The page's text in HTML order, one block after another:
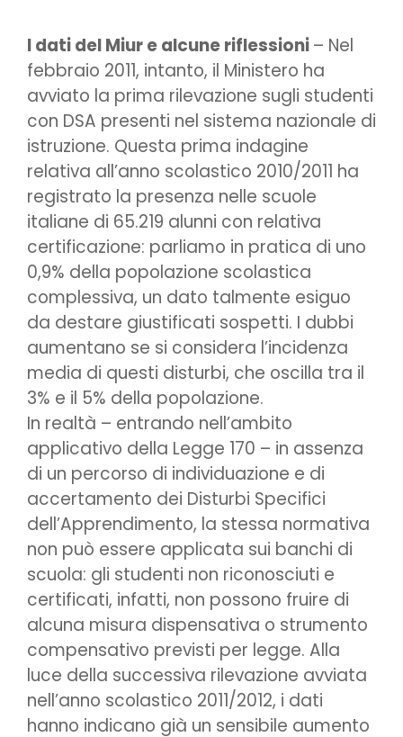
I dati del Miur e alcune riflessioni– Nel
febbraio 2011, intanto, il Ministero ha
avviato la prima rilevazione sugli studenti
con DSA presenti nel sistema nazionale di
istruzione. Questa prima indagine
relativa all’anno scolastico 2010/2011 ha
registrato la presenza nelle scuole
italiane di 65.219 alunni con relativa
certificazione: parliamo in pratica di uno
0,9% della popolazione scolastica
complessiva, un dato talmente esiguo
da destare giustificati sospetti. I dubbi
aumentano se si considera l’incidenza
media di questi disturbi, che oscilla tra il
3% e il 5% della popolazione.
In realtà – entrando nell’ambito
applicativo della Legge 170 – in assenza
di un percorso di individuazione e di
accertamento dei Disturbi Specifici
dell’Apprendimento, la stessa normativa
non può essere applicata sui banchi di
scuola: gli studenti non riconosciuti e
certificati, infatti, non possono fruire di
alcuna misura dispensativa o strumento
compensativo previsti per legge. Alla
luce della successiva rilevazione avviata
nell’anno scolastico 2011/2012, i dati
hanno indicano già un sensibile aumento